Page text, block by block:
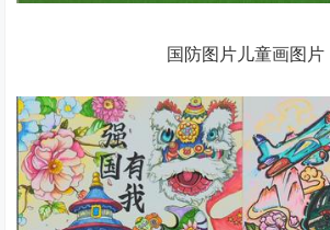
国防图片儿童画图片